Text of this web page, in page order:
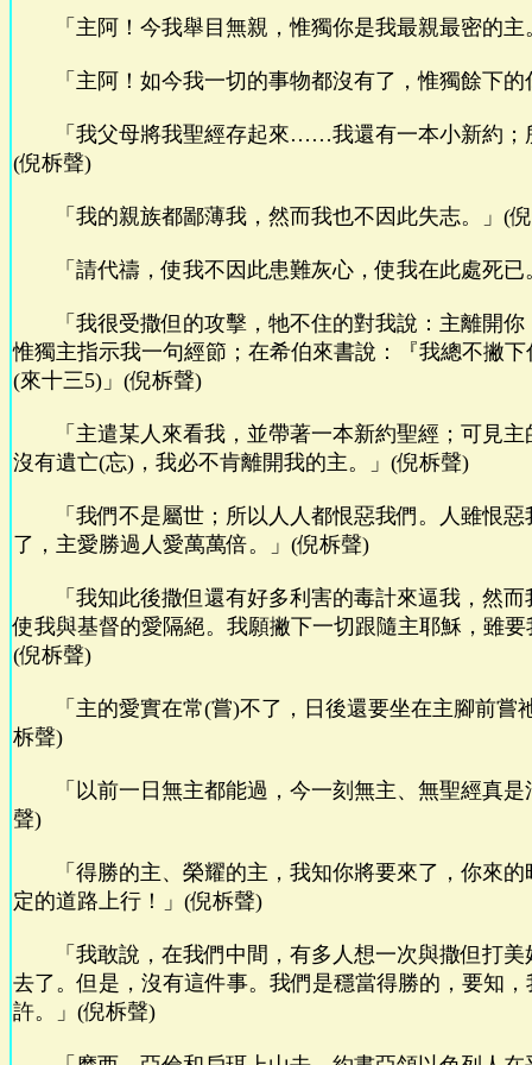
「主阿！今我舉目無親，惟獨你是我最親最密的主
「主阿！如今我一切的事物都沒有了，惟獨餘下的
「我父母將我聖經存起來……我還有一本小新約；
(倪柝聲)
「我的親族都鄙薄我，然而我也不因此失志。」(
「請代禱，使我不因此患難灰心，使我在此處死已
「我很受撒但的攻擊，牠不住的對我說：主離開你
惟獨主指示我一句經節；在希伯來書說：『我總不撇
(來十三5)」(倪柝聲)
「主遣某人來看我，並帶著一本新約聖經；可見主
沒有遺亡(忘)，我必不肯離開我的主。」(倪柝聲)
「我們不是屬世；所以人人都恨惡我們。人雖恨惡
了，主愛勝過人愛萬萬倍。」(倪柝聲)
「我知此後撒但還有好多利害的毒計來逼我，然而
使我與基督的愛隔絕。我願撇下一切跟隨主耶穌，雖
(倪柝聲)
「主的愛實在常(嘗)不了，日後還要坐在主腳前嘗
柝聲)
「以前一日無主都能過，今一刻無主、無聖經真是
聲)
「得勝的主、榮耀的主，我知你將要來了，你來的
定的道路上行！」(倪柝聲)
「我敢說，在我們中間，有多人想一次與撒但打美
去了。但是，沒有這件事。我們是穩當得勝的，要知
許。」(倪柝聲)